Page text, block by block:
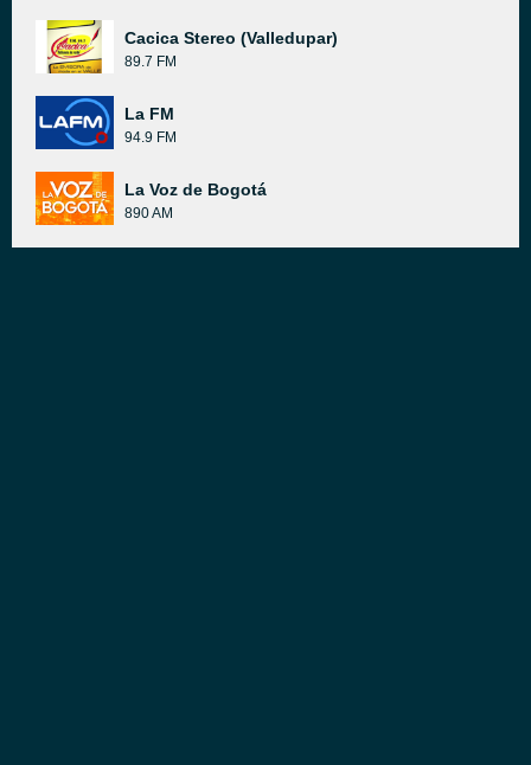
Cacica Stereo (Valledupar)
89.7 FM
La FM
94.9 FM
La Voz de Bogotá
890 AM